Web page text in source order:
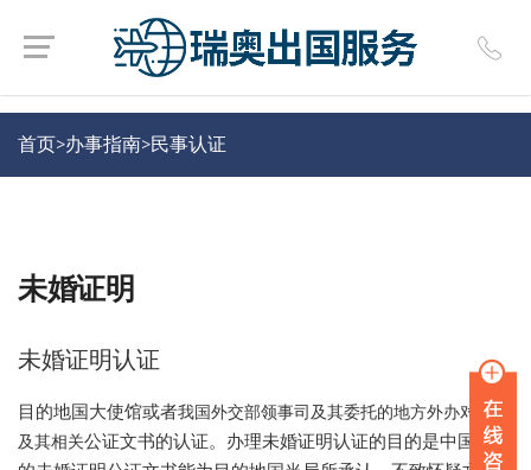
首页>办事指南>民事认证
未婚证明
未婚证明认证
目的地国大使馆或者我国外交部领事司 及其委托的地方外办对未婚
及其相关公证文书的认证。办理未婚证明认证的目的是中国出具